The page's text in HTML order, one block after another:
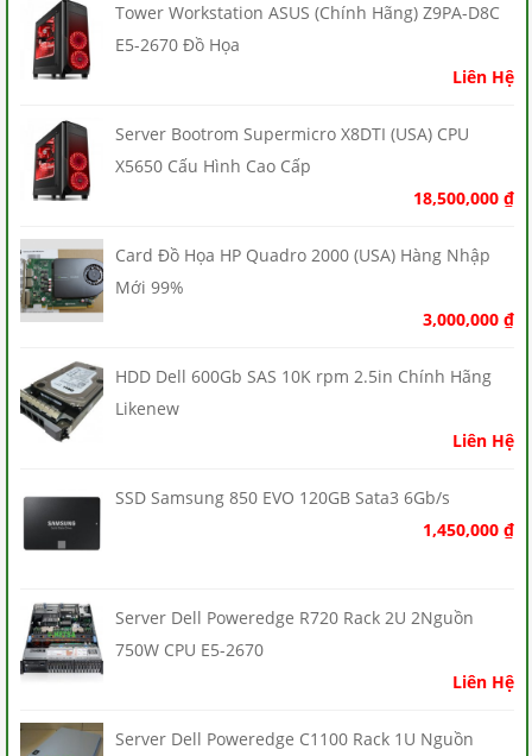
Tower Workstation ASUS (Chính Hãng) Z9PA-D8C
E5-2670 Đồ Họa
Liên Hệ
Server Bootrom Supermicro X8DTI (USA) CPU
X5650 Cấu Hình Cao Cấp
18,500,000 ₫
Card Đồ Họa HP Quadro 2000 (USA) Hàng Nhập
Mới 99%
3,000,000 ₫
HDD Dell 600Gb SAS 10K rpm 2.5in Chính Hãng
Likenew
Liên Hệ
SSD Samsung 850 EVO 120GB Sata3 6Gb/s
1,450,000 ₫
Server Dell Poweredge R720 Rack 2U 2Nguồn
750W CPU E5-2670
Liên Hệ
Server Dell Poweredge C1100 Rack 1U Nguồn